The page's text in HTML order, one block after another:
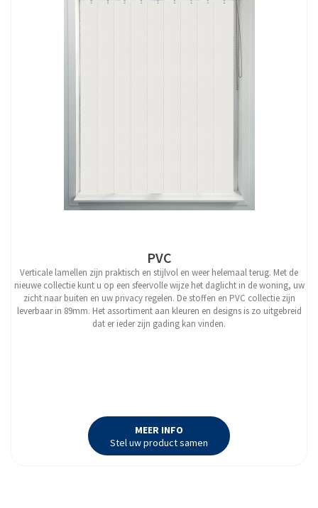
PVC
Verticale lamellen zijn praktisch en stijlvol en weer helemaal terug. Met de
nieuwe collectie kunt u op een sfeervolle wijze het daglicht in de woning, uw
zicht naar buiten en uw privacy regelen. De stoffen en PVC collectie zijn
leverbaar in 89mm. Het assortiment aan kleuren en designs is zo uitgebreid
dat er ieder zijn gading kan vinden.
MEER INFO
Stel uw product samen